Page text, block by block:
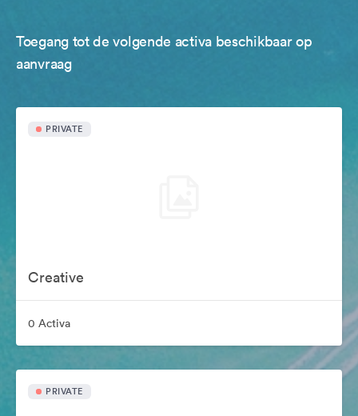
Toegang tot de volgende activa beschikbaar op
aanvraag
PRIVATE
Creative
0 Activa
PRIVATE